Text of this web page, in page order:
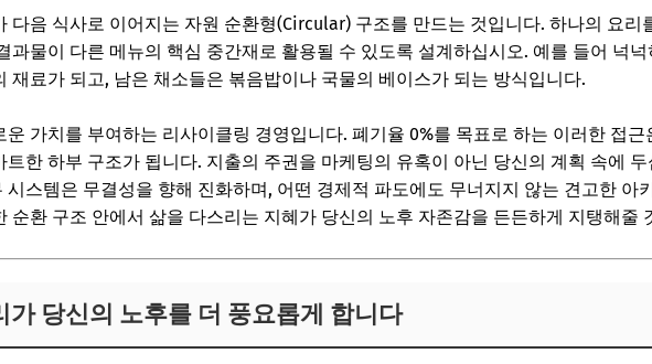
다음 식사로 이어지는 자원 순환형(Circular) 구조를 만드는 것입니다. 하나의 요리
과물이 다른 메뉴의 핵심 중간재로 활용될 수 있도록 설계하십시오. 예를 들어 넉
재료가 되고, 남은 채소들은 볶음밥이나 국물의 베이스가 되는 방식입니다.
가치를 부여하는 리사이클링 경영입니다. 폐기율 0%를 목표로 하는 이러한 접근
한 하부 구조가 됩니다. 지출의 주권을 마케팅의 유혹이 아닌 당신의 계획 속에 두
스템은 무결성을 향해 진화하며, 어떤 경제적 파도에도 무너지지 않는 견고한 아
순환 구조 안에서 삶을 다스리는 지혜가 당신의 노후 자존감을 든든하게 지탱해줄
가 당신의 노후를 더 풍요롭게 합니다